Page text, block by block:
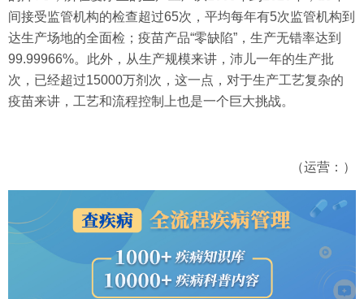
间接受监管机构的检查超过65次，平均每年有5次监管机构到
达生产场地的全面检；疫苗产品“零缺陷”，生产无错率达到
99.99966%。此外，从生产规模来讲，沛儿一年的生产批
次，已经超过15000万剂次，这一点，对于生产工艺复杂的
疫苗来讲，工艺和流程控制上也是一个巨大挑战。
（运营：）